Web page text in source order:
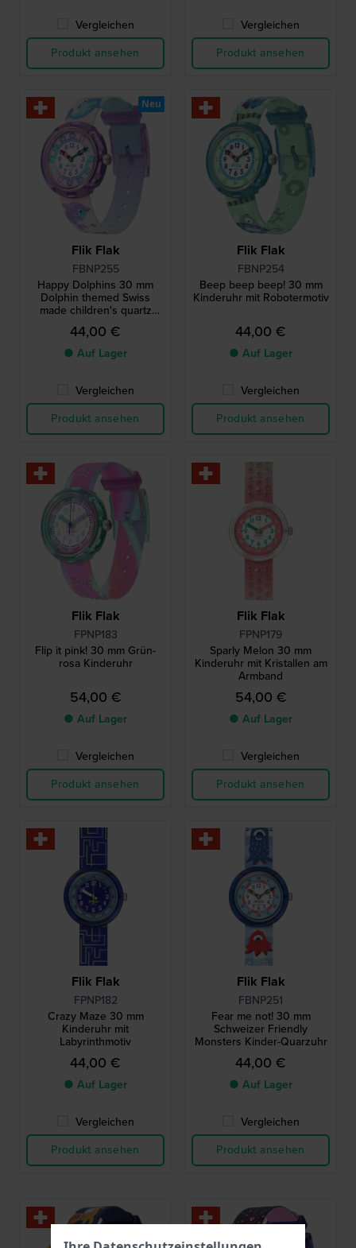
Vergleichen
Produkt ansehen
Vergleichen
Produkt ansehen
Flik Flak
FBNP255
Happy Dolphins 30 mm
Dolphin themed Swiss
made children's quartz
watch
44,00 €
● Auf Lager
Vergleichen
Produkt ansehen
Neu
Flik Flak
FBNP254
Beep beep beep! 30 mm
Kinderuhr mit Robotermotiv
44,00 €
● Auf Lager
Vergleichen
Produkt ansehen
Flik Flak
FPNP183
Flip it pink! 30 mm Grün-
rosa Kinderuhr
54,00 €
● Auf Lager
Vergleichen
Produkt ansehen
Flik Flak
FPNP179
Sparly Melon 30 mm
Kinderuhr mit Kristallen am
Armband
54,00 €
● Auf Lager
Vergleichen
Produkt ansehen
Flik Flak
FPNP182
Crazy Maze 30 mm
Kinderuhr mit
Labyrinthmotiv
44,00 €
● Auf Lager
Vergleichen
Produkt ansehen
Flik Flak
FBNP251
Fear me not! 30 mm
Schweizer Friendly
Monsters Kinder-Quarzuhr
44,00 €
● Auf Lager
Vergleichen
Produkt ansehen